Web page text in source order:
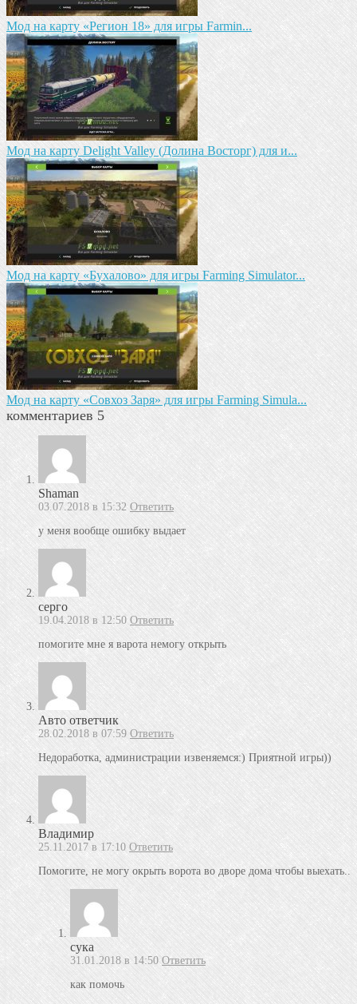
Мод на карту «Регион 18» для игры Farmin...
Мод на карту Delight Valley (Долина Восторг) для и...
Мод на карту «Бухалово» для игры Farming Simulator...
Мод на карту «Совхоз Заря» для игры Farming Simula...
комментариев 5
Shaman
03.07.2018 в 15:32 Ответить
у меня вообще ошибку выдает
серго
19.04.2018 в 12:50 Ответить
помогите мне я варота немогу открыть
Авто ответчик
28.02.2018 в 07:59 Ответить
Недоработка, администрации извеняемся:) Приятной игры))
Владимир
25.11.2017 в 17:10 Ответить
Помогите, не могу окрыть ворота во дворе дома чтобы выехать..
сука
31.01.2018 в 14:50 Ответить
как помочь